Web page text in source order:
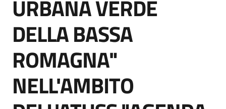
Seguici
su
URBANA VERDE
DELLA BASSA
ROMAGNA"
NELL'AMBITO